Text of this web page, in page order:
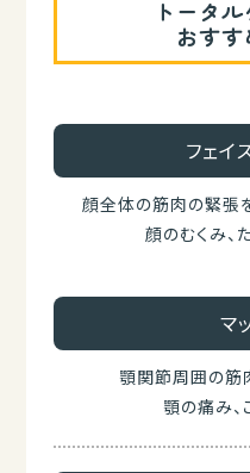
トータ
おす
フェイ
顔全体の筋肉の緊張
顔のむくみ、
マ
顎関節周囲の筋
顎の痛み、